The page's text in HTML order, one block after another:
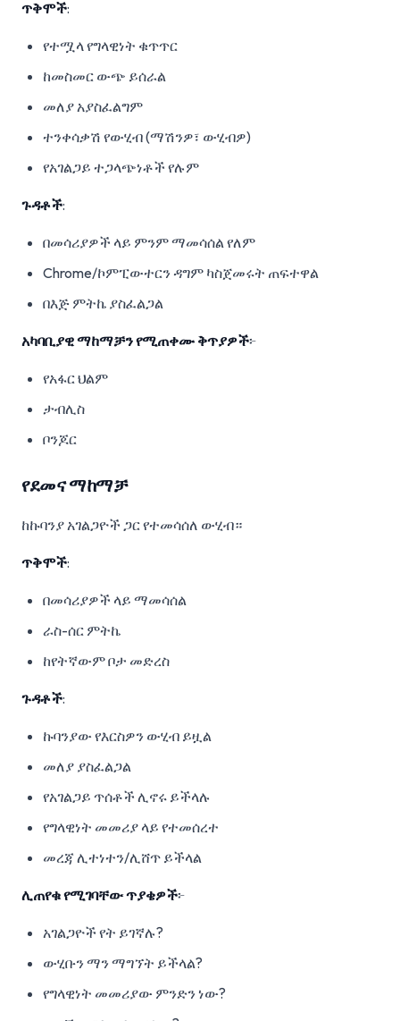
ጥቅሞች:
የተሟላ የግላዊነት ቁጥጥር
ከመስመር ውጭ ይሰራል
መለያ አያስፈልግም
ተንቀሳቃሽ የውሂብ (ማሽንዎ፣ ውሂብዎ)
የአገልጋይ ተጋላጭነቶች የሉም
ጉዳቶች:
በመሳሪያዎች ላይ ምንም ማመሳሰል የለም
Chrome/ኮምፒውተርን ዳግም ካስጀመሩት ጠፍተዋል
በእጅ ምትኬ ያስፈልጋል
አካባቢያዊ ማከማቻን የሚጠቀሙ ቅጥያዎች፦
የአፋር ህልም
ታብሊስ
ቦንጆር
የደመና ማከማቻ
ከኩባንያ አገልጋዮች ጋር የተመሳሰለ ውሂብ።
ጥቅሞች:
በመሳሪያዎች ላይ ማመሳሰል
ራስ-ሰር ምትኬ
ከየትኛውም ቦታ መድረስ
ጉዳቶች:
ኩባንያው የእርስዎን ውሂብ ይዟል
መለያ ያስፈልጋል
የአገልጋይ ጥሰቶች ሊኖሩ ይችላሉ
የግላዊነት መመሪያ ላይ የተመሰረተ
መረጃ ሊተነተን/ሊሸጥ ይችላል
ሊጠየቁ የሚገባቸው ጥያቄዎች፦
አገልጋዮች የት ይገኛሉ?
ውሂቡን ማን ማግኘት ይችላል?
የግላዊነት መመሪያው ምንድን ነው?